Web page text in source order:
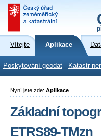
Vítejte Aplikace
Poskytování geodat Katastr
Nyní jste zde: Aplikace
Základní
ETRS89-TMzn